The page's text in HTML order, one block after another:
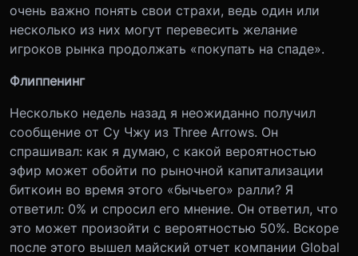
очень важно понять свои страхи, ведь один или
несколько из них могут перевесить желание
игроков рынка продолжать «покупать на спаде».
Флиппенинг
Несколько недель назад я неожиданно получил
сообщение от Су Чжу из Three Arrows. Он
спрашивал: как я думаю, с какой вероятностью
эфир может обойти по рыночной капитализации
биткоин во время этого «бычьего» ралли? Я
ответил: 0% и спросил его мнение. Он ответил, что
это может произойти с вероятностью 50%. Вскоре
после этого вышел майский отчет компании Global